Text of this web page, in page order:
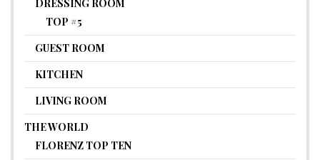
DRESSING ROOM
TOP #5
GUEST ROOM
KITCHEN
LIVING ROOM
THE WORLD
FLORENZ TOP TEN